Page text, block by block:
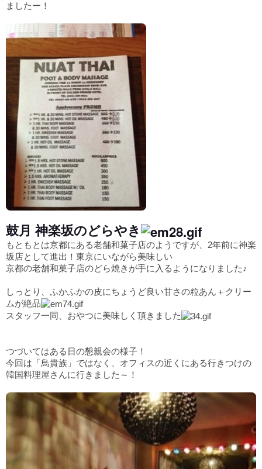
ましたー！
鼓月 神楽坂のどらやき
もともとは京都にある老舗和菓子店のようですが、2年前に神楽
坂店として進出！東京にいながら美味しい
京都の老舗和菓子店のどら焼きが手に入るようになりました♪
しっとり、ふかふかの皮にちょうど良い甘さの粒あん＋クリー
ムが絶品
スタッフ一同、おやつに美味しく頂きました
つづいてはある日の懇親会の様子！
今回は「鳥貴族」ではなく、オフィスの近くにある行きつけの
韓国料理屋さんに行きました～！